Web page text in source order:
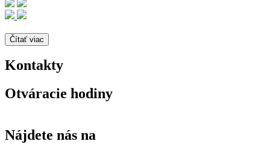
Čítať viac
Kontakty
Otváracie hodiny
Nájdete nás na